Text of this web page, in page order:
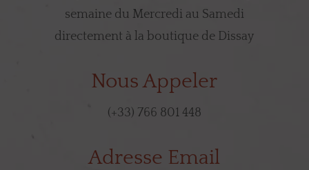
semaine du Mercredi au Samedi
directement à la boutique de Dissay
Nous Appeler
(+33) 766 801 448
Adresse Email